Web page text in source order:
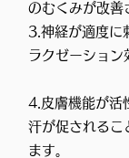
のむくみが改善
3.神経が適度に
ラクゼーション
4.皮膚機能が活
汗が促されるこ
ます。